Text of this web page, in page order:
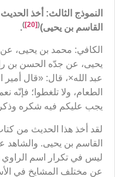
النموذج الثالث: أخذ
القاسم بن يحيى)(
[20]
)
.
الكافي: محمد بن يحيى،
يحيى، عن جدّه الحسن بن
عبد الله×، قال: «قال
الطعام، ولا تلغطوا؛
يجب عليكم فيه شكره
لقد أخذ هذا الحديث من
القاسم بن يحيى. والشاهد
ليس في تكرار اسم
عن مختلف المشايخ في